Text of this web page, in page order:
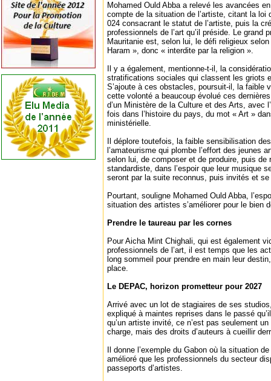
Mohamed Ould Abba a relevé les avancées
compte de la situation de l’artiste, citant la loi
024 consacrant le statut de l’artiste, puis la
professionnels de l’art qu’il préside. Le grand
Mauritanie est, selon lui, le défi religieux
Haram », donc « interdite par la religion ».
Il y a également, mentionne-t-il, la
stratifications sociales qui classent les griots
S’ajoute à ces obstacles, poursuit-il, la faible
cette volonté a beaucoup évolué ces
d’un Ministère de la Culture et des Arts, avec
fois dans l’histoire du pays, du mot « Art »
ministérielle.
Il déplore toutefois, la faible sensibilisation
l’amateurisme qui plombe l’effort des jeunes
selon lui, de composer et de produire, puis
standardiste, dans l’espoir que leur musique
seront par la suite reconnus, puis invités et
Pourtant, souligne Mohamed Ould Abba,
situation des artistes s’améliorer pour le bien
Prendre le taureau par les cornes
Pour Aicha Mint Chighali, qui est également
professionnels de l’art, il est temps que les
long sommeil pour prendre en main leur
place.
Le DEPAC, horizon prometteur pour 2027
Arrivé avec un lot de stagiaires de ses
expliqué à maintes reprises dans le passé
qu’un artiste invité, ce n’est pas seulement
charge, mais des droits d’auteurs à cueillir
Il donne l’exemple du Gabon où la situation
amélioré que les professionnels du secteur
passeports d’artistes.